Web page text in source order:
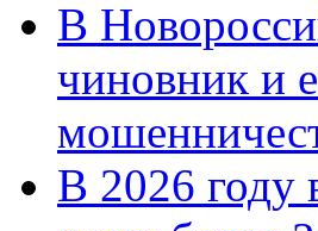
В
чиновник и
В 2026 году